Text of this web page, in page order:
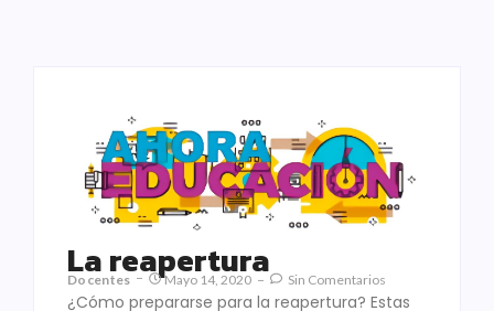
La reapertura
Docentes Mayo 14, 2020 Sin Comentarios
¿Cómo prepararse para la reapertura? Estas